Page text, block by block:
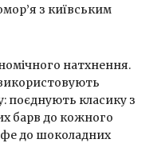
з київським
натхнення.
поєднують класику з
барв до кожного
до шоколадних